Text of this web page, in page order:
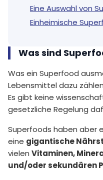
Eine Auswahl von
Einheimische
Was sind
Was ein Superfood
Lebensmittel dazu
Es gibt keine
gesetzliche Regelung
Superfoods haben aber
eine gigantische
vielen Vitaminen,
und/oder sekundären